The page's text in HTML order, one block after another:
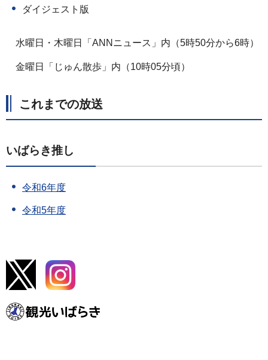
ダイジェスト版
水曜日・木曜日「ANNニュース」内（5時50分から6時）
金曜日「じゅん散歩」内（10時05分頃）
これまでの放送
いばらき推し
令和6年度
令和5年度